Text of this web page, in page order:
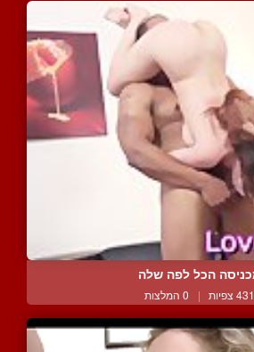
הכל לפה שלה
צפיות | 0 המלצות